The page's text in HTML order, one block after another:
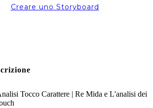
Creare uno Storyboard
Tocco Carattere | Re Mida e L'analisi dei